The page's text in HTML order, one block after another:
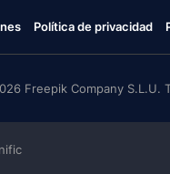
Política de privacidad
Freepik Company S.L.U.